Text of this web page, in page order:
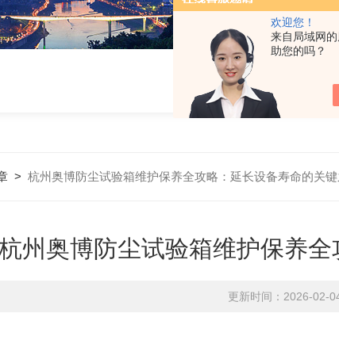
欢迎您！
来自局域网
助您的吗？
>杭州奥博防尘试验箱维护保养全攻略：延长设备寿命的关
州奥博防尘试验箱维护保养
更新时间：2026-